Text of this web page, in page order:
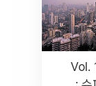
Vol.